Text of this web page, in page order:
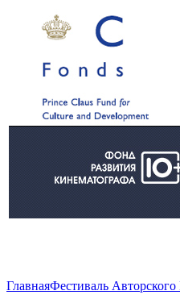
ГлавнаяФестиваль